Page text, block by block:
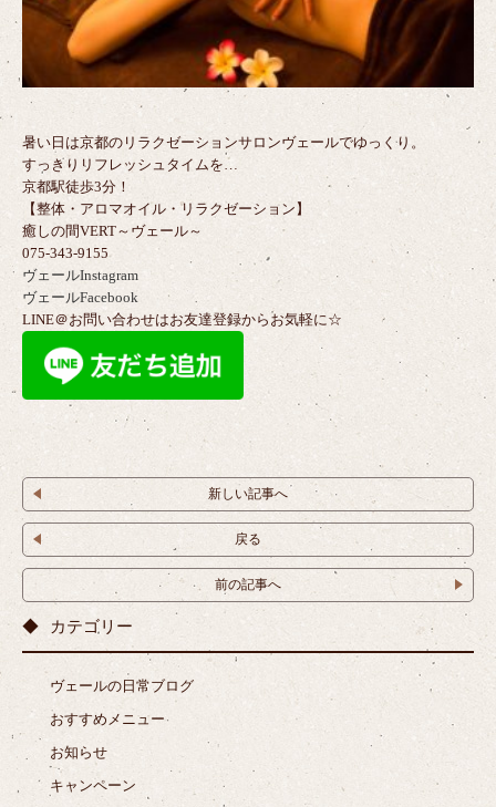
暑い日は京都のリラクゼーションサロンヴェールでゆっくり。
すっきりリフレッシュタイムを…
京都駅徒歩3分！
【整体・アロマオイル・リラクゼーション】
癒しの間VERT～ヴェール～
075-343-9155
ヴェールInstagram
ヴェールFacebook
LINE＠お問い合わせはお友達登録からお気軽に☆
新しい記事へ
戻る
前の記事へ
カテゴリー
ヴェールの日常ブログ
おすすめメニュー
お知らせ
キャンペーン